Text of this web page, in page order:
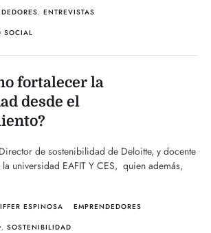
, ENTREVISTAS
SOCIAL
fortalecer la
desde el
de sostenibilidad de Deloitte, y docente
universidad EAFIT Y CES, quien además,
ESPINOSA
EMPRENDEDORES
, SOSTENIBILIDAD